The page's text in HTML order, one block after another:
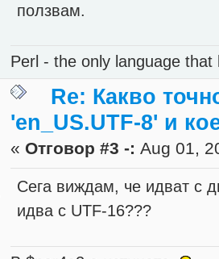
ползвам.
Perl - the only language
Re: Какво
'en_US.UTF-8' и
« Отговор #3 -: Aug 01,
Сега виждам, че идват с
идва с UTF-16???